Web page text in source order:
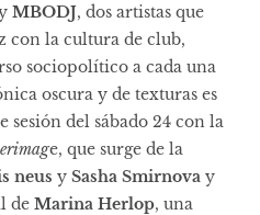
MBODJ, dos artistas que
con la cultura de club,
sociopolítico a cada una
oscura y de texturas es
sesión del sábado 24 con la
e, que surge de la
neus y Sasha Smirnova y
de Marina Herlop, una